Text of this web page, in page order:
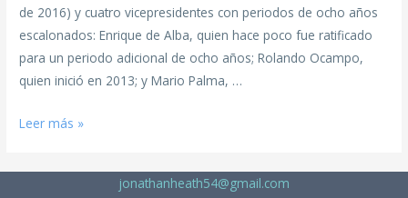
de 2016) y cuatro vicepresidentes con periodos de ocho años
escalonados: Enrique de Alba, quien hace poco fue ratificado
para un periodo adicional de ocho años; Rolando Ocampo,
quien inició en 2013; y Mario Palma, …
Leer más »
jonathanheath54@gmail.com